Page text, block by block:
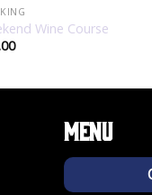
Wine Course
Menu